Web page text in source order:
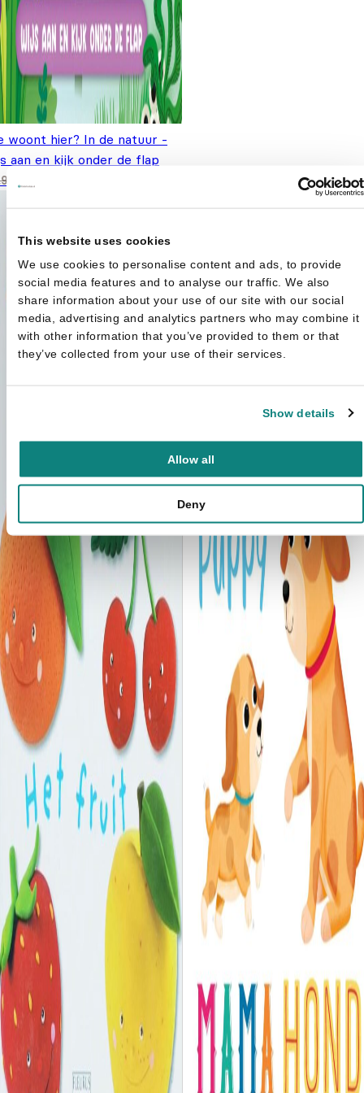
This website uses cookies
We use cookies to personalise content and ads, to provide
social media features and to analyse our traffic. We also
share information about your use of our site with our social
media, advertising and analytics partners who may combine it
with other information that you’ve provided to them or that
they’ve collected from your use of their services.
Show details
Allow all
Deny
woont hier? In de natuur -
aan en kijk onder de flap
was: €9,99.